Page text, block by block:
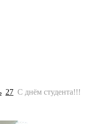
27 С днём студента!!!